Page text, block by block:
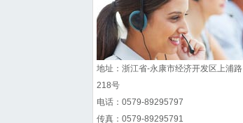
地址：浙江省-永康市经济开发区上浦路
218号
电话：0579-89295797
传真：0579-89295791